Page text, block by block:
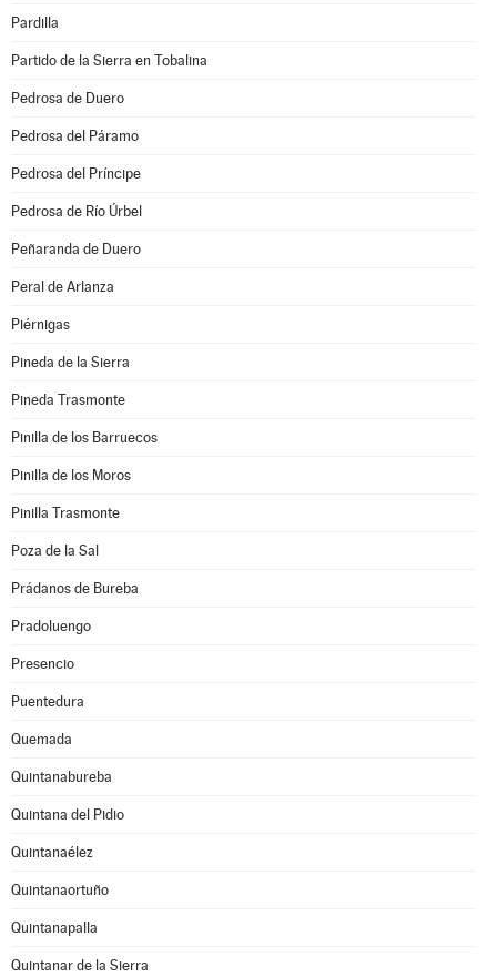
Pardilla
Partido de la Sierra en Tobalina
Pedrosa de Duero
Pedrosa del Páramo
Pedrosa del Príncipe
Pedrosa de Río Úrbel
Peñaranda de Duero
Peral de Arlanza
Piérnigas
Pineda de la Sierra
Pineda Trasmonte
Pinilla de los Barruecos
Pinilla de los Moros
Pinilla Trasmonte
Poza de la Sal
Prádanos de Bureba
Pradoluengo
Presencio
Puentedura
Quemada
Quintanabureba
Quintana del Pidio
Quintanaélez
Quintanaortuño
Quintanapalla
Quintanar de la Sierra